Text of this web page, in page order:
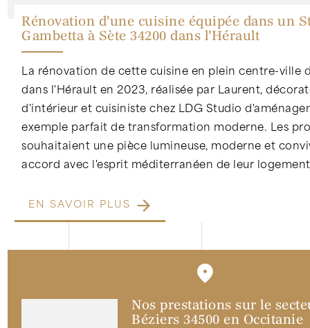
Rénovation d'une cuisine équipée dans un
Gambetta à Sète 34200 dans l'Hérault
La rénovation de cette cuisine en plein centre-ville
dans l'Hérault en 2023, réalisée par Laurent,
d'intérieur et cuisiniste chez LDG Studio
exemple parfait de transformation moderne. Les
souhaitaient une pièce lumineuse, moderne et
accord avec l'esprit méditerranéen de leur
EN SAVOIR PLUS
Nos prestations sur le
Béziers 34500 en Occitanie